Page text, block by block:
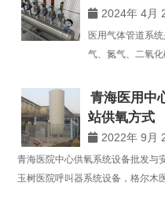
2024年 4月
医用气体管道系
气、氮气、二氧
抢救室、急诊室
疗供气系统的稳
青海医用中
站供氧方式
2022年 9月
青海医院中心供氧系统设备批发与
玉树医院呼叫器系统设备，格尔木